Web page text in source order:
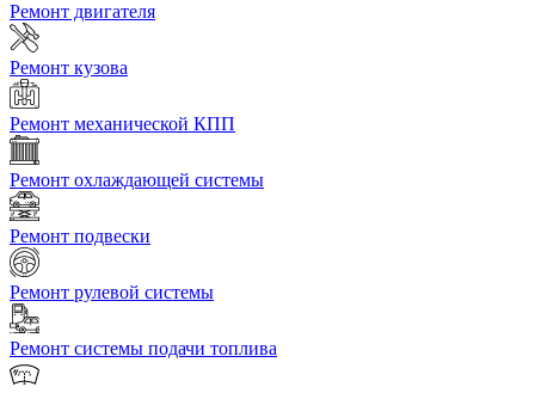
Ремонт двигателя
Ремонт кузова
Ремонт механической КПП
Ремонт охлаждающей системы
Ремонт подвески
Ремонт рулевой системы
Ремонт системы подачи топлива